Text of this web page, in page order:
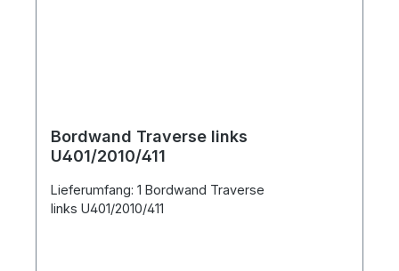
Bordwand Traverse links
U401/2010/411
Lieferumfang: 1 Bordwand Traverse
links U401/2010/411